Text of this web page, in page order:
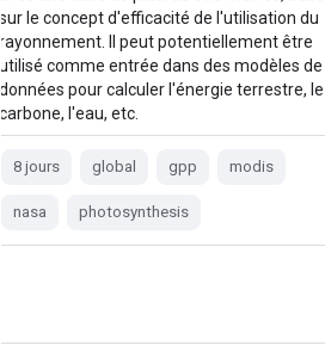
sur le concept d'efficacité de l'utilisation du
rayonnement. Il peut potentiellement être
utilisé comme entrée dans des modèles de
données pour calculer l'énergie terrestre, le
carbone, l'eau, etc.
8 jours global gpp modis
nasa photosynthesis